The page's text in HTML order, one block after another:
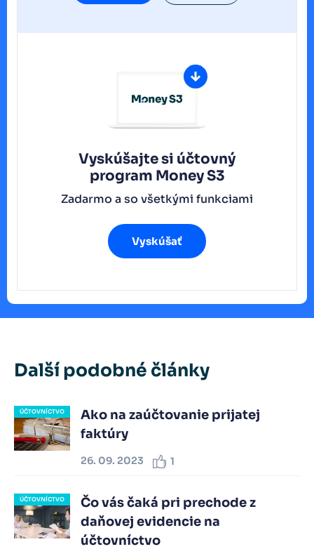
Vyskúšajte si účtovný
program Money S3
Zadarmo a so všetkými funkciami
Vyskúšať
Další podobné články
ÚČTOVNÍCTVO
Ako na zaúčtovanie prijatej
faktúry
26. 09. 2023 1
ÚČTOVNÍCTVO
Čo vás čaká pri prechode z
daňovej evidencie na
účtovníctvo